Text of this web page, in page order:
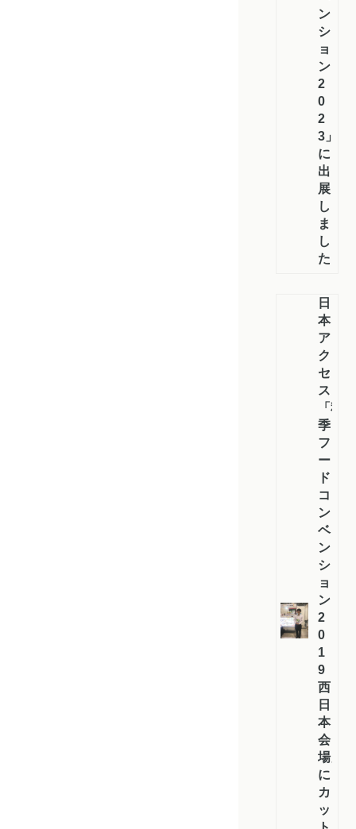
ン
シ
ョ
ン
2
0
2
3」
に
出
展
し
ま
し
た
日
本
ア
ク
セ
ス
「秋
季
フ
ー
ド
コ
ン
ベ
ン
シ
ョ
ン
2
0
1
9
西
日
本
会
場」
に
カ
ッ